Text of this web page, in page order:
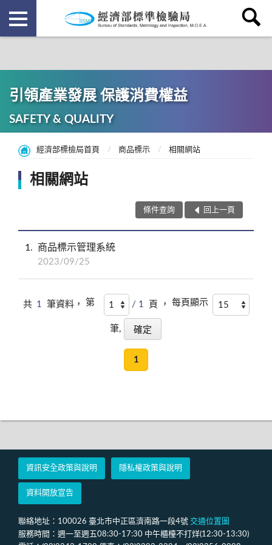
引領產業發展 保護消費權益
SAFETY & QUALITY
經濟部標檢局首頁 商品標示 相關網站
相關網站
條件查詢 回上一頁
1 商品標示管理系統
2023/09/25
共 1 筆資料， 第 / 1 頁 ， 每頁顯示
筆,
1
資訊安全政策與說明 隱私權政策與說明
資料開放宣告
聯絡地址：100026 臺北市中正區濟南路一段4號 交通位置圖
服務時間：週一至週五08:30-17:30 中午櫃檯不打烊(12:30-13:30)